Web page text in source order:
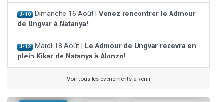
J-10 Dimanche 16 Août | Venez rencontrer le Admour
de Ungvar à Natanya!
J-12 Mardi 18 Août |
Le Admour de Ungvar recevra en
plein Kikar de Natanya à Alonzo!
Voir tous les événements à venir